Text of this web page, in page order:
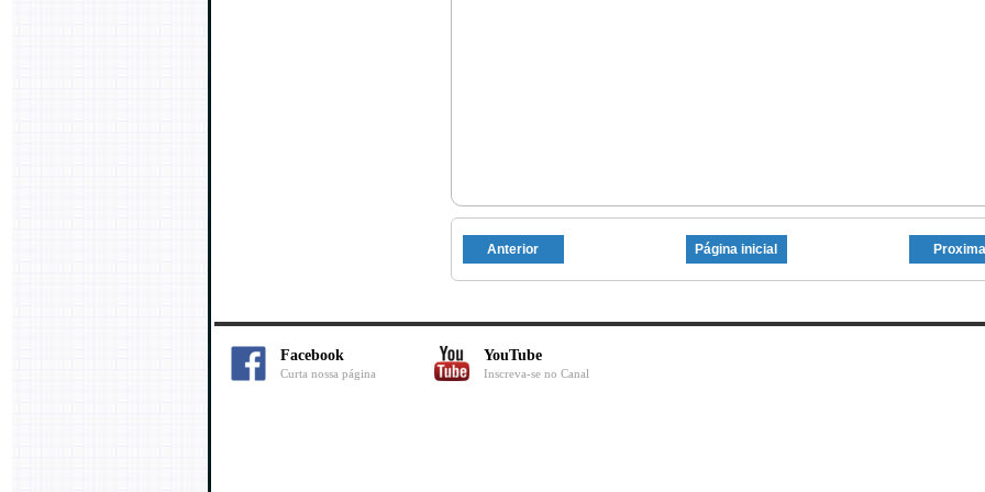
Anterior Proxima
Página inicial
Facebook
Curta nossa página
YouTube
Inscreva-se no Canal